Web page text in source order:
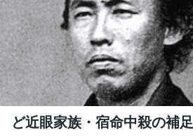
ど近眼家族・宿命中殺の補足